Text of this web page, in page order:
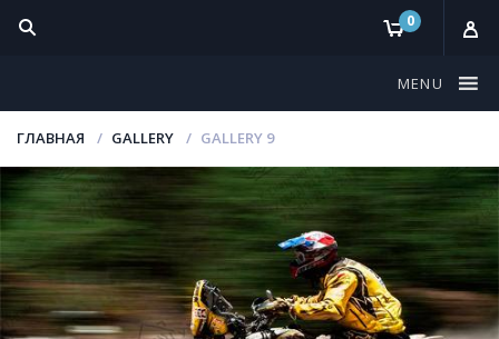
0
MENU
ГЛАВНАЯ GALLERY GALLERY 9